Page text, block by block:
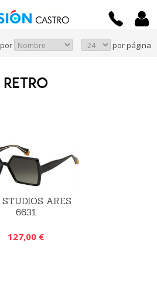
por página
RETRO
STUDIOS ARES
6631
127,00 €